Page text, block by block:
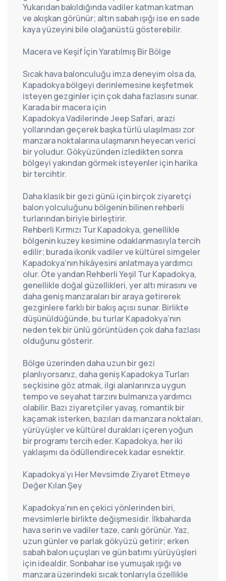
Yukarıdan bakıldığında vadiler katman katman
ve akışkan görünür; altın sabah ışığı ise en sade
kaya yüzeyini bile olağanüstü gösterebilir.
Macera ve Keşif İçin Yaratılmış Bir Bölge
Sıcak hava balonculuğu imza deneyim olsa da,
Kapadokya bölgeyi derinlemesine keşfetmek
isteyen gezginler için çok daha fazlasını sunar.
Karada bir macera için
Kapadokya Vadilerinde Jeep Safari, arazi
yollarından geçerek başka türlü ulaşılması zor
manzara noktalarına ulaşmanın heyecan verici
bir yoludur. Gökyüzünden izledikten sonra
bölgeyi yakından görmek isteyenler için harika
bir tercihtir.
Daha klasik bir gezi günü için birçok ziyaretçi
balon yolculuğunu bölgenin bilinen rehberli
turlarından biriyle birleştirir.
Rehberli Kırmızı Tur Kapadokya, genellikle
bölgenin kuzey kesimine odaklanmasıyla tercih
edilir; burada ikonik vadiler ve kültürel simgeler
Kapadokya’nın hikâyesini anlatmaya yardımcı
olur. Öte yandan Rehberli Yeşil Tur Kapadokya,
genellikle doğal güzellikleri, yer altı mirasını ve
daha geniş manzaraları bir araya getirerek
gezginlere farklı bir bakış açısı sunar. Birlikte
düşünüldüğünde, bu turlar Kapadokya’nın
neden tek bir ünlü görüntüden çok daha fazlası
olduğunu gösterir.
Bölge üzerinden daha uzun bir gezi
planlıyorsanız, daha geniş Kapadokya Turları
seçkisine göz atmak, ilgi alanlarınıza uygun
tempo ve seyahat tarzını bulmanıza yardımcı
olabilir. Bazı ziyaretçiler yavaş, romantik bir
kaçamak isterken, bazıları da manzara noktaları,
yürüyüşler ve kültürel durakları içeren yoğun
bir programı tercih eder. Kapadokya, her iki
yaklaşımı da ödüllendirecek kadar esnektir.
Kapadokya’yı Her Mevsimde Ziyaret Etmeye
Değer Kılan Şey
Kapadokya’nın en çekici yönlerinden biri,
mevsimlerle birlikte değişmesidir. İlkbaharda
hava serin ve vadiler taze, canlı görünür. Yaz,
uzun günler ve parlak gökyüzü getirir; erken
sabah balon uçuşları ve gün batımı yürüyüşleri
için idealdir. Sonbahar ise yumuşak ışığı ve
manzara üzerindeki sıcak tonlarıyla özellikle